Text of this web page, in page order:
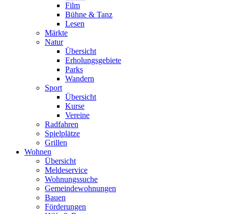
Film
Bühne & Tanz
Lesen
Märkte
Natur
Übersicht
Erholungsgebiete
Parks
Wandern
Sport
Übersicht
Kurse
Vereine
Radfahren
Spielplätze
Grillen
Wohnen
Übersicht
Meldeservice
Wohnungssuche
Gemeindewohnungen
Bauen
Förderungen